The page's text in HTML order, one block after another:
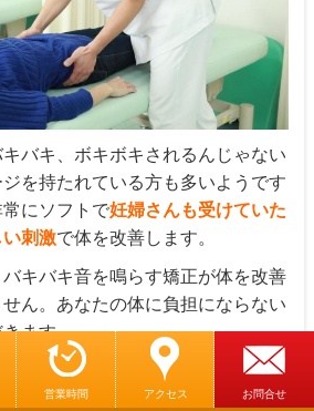
営業時間 アクセス お問合せ
バキ、ボキボキされるんじゃない
を持たれている方も多いようです
にソフトで妊婦さんも受けていた
刺激で体を改善します。
キバキ音を鳴らす矯正が体を改善
ん。あなたの体に負担にならない
ます。